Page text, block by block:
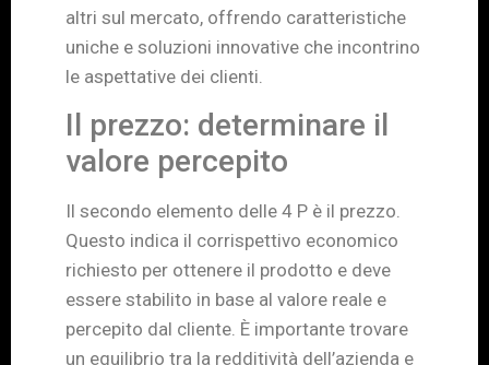
altri sul mercato, offrendo caratteristiche
uniche e soluzioni innovative che incontrino
le aspettative dei clienti.
Il prezzo: determinare il
valore percepito
Il secondo elemento delle 4 P è il prezzo.
Questo indica il corrispettivo economico
richiesto per ottenere il prodotto e deve
essere stabilito in base al valore reale e
percepito dal cliente. È importante trovare
un equilibrio tra la redditività dell’azienda e